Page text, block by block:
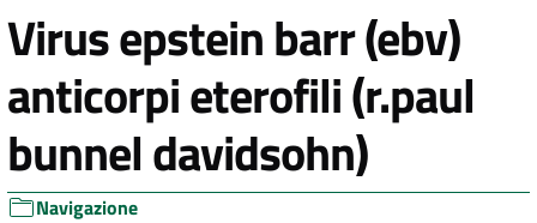
Virus epstein barr (ebv)
anticorpi eterofili (r.paul
bunnel davidsohn)
Navigazione